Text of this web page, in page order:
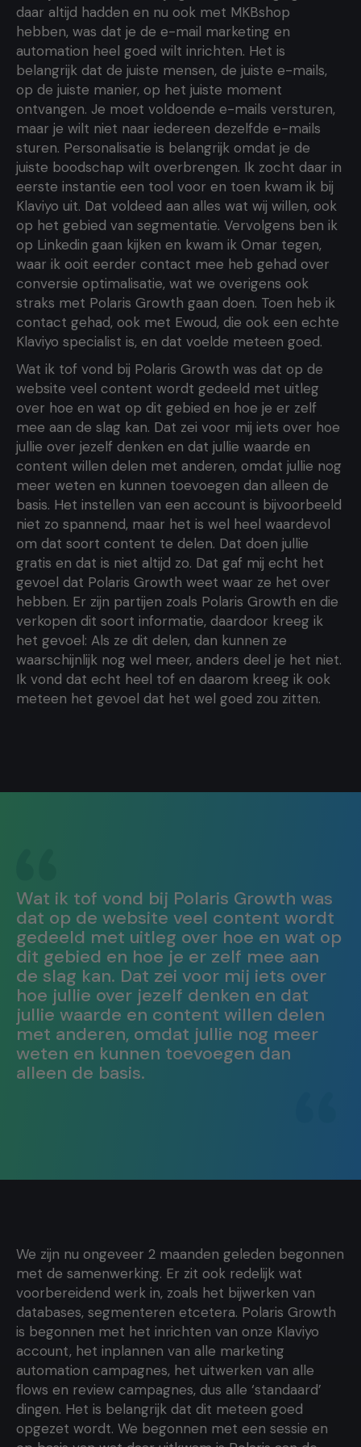
daar altijd hadden en nu ook met MKBshop
hebben, was dat je de e-mail marketing en
automation heel goed wilt inrichten. Het is
belangrijk dat de juiste mensen, de juiste e-mails,
op de juiste manier, op het juiste moment
ontvangen. Je moet voldoende e-mails versturen,
maar je wilt niet naar iedereen dezelfde e-mails
sturen. Personalisatie is belangrijk omdat je de
juiste boodschap wilt overbrengen. Ik zocht daar in
eerste instantie een tool voor en toen kwam ik bij
Klaviyo uit. Dat voldeed aan alles wat wij willen, ook
op het gebied van segmentatie. Vervolgens ben ik
op Linkedin gaan kijken en kwam ik Omar tegen,
waar ik ooit eerder contact mee heb gehad over
conversie optimalisatie, wat we overigens ook
straks met Polaris Growth gaan doen. Toen heb ik
contact gehad, ook met Ewoud, die ook een echte
Klaviyo specialist is, en dat voelde meteen goed.
Wat ik tof vond bij Polaris Growth was dat op de
website veel content wordt gedeeld met uitleg
over hoe en wat op dit gebied en hoe je er zelf
mee aan de slag kan. Dat zei voor mij iets over hoe
jullie over jezelf denken en dat jullie waarde en
content willen delen met anderen, omdat jullie nog
meer weten en kunnen toevoegen dan alleen de
basis. Het instellen van een account is bijvoorbeeld
niet zo spannend, maar het is wel heel waardevol
om dat soort content te delen. Dat doen jullie
gratis en dat is niet altijd zo. Dat gaf mij echt het
gevoel dat Polaris Growth weet waar ze het over
hebben. Er zijn partijen zoals Polaris Growth en die
verkopen dit soort informatie, daardoor kreeg ik
het gevoel: Als ze dit delen, dan kunnen ze
waarschijnlijk nog wel meer, anders deel je het niet.
Ik vond dat echt heel tof en daarom kreeg ik ook
meteen het gevoel dat het wel goed zou zitten.
Wat ik tof vond bij Polaris Growth was
dat op de website veel content wordt
gedeeld met uitleg over hoe en wat op
dit gebied en hoe je er zelf mee aan
de slag kan. Dat zei voor mij iets over
hoe jullie over jezelf denken en dat
jullie waarde en content willen delen
met anderen, omdat jullie nog meer
weten en kunnen toevoegen dan
alleen de basis.
We zijn nu ongeveer 2 maanden geleden begonnen
met de samenwerking. Er zit ook redelijk wat
voorbereidend werk in, zoals het bijwerken van
databases, segmenteren etcetera. Polaris Growth
is begonnen met het inrichten van onze Klaviyo
account, het inplannen van alle marketing
automation campagnes, het uitwerken van alle
flows en review campagnes, dus alle ‘standaard’
dingen. Het is belangrijk dat dit meteen goed
opgezet wordt. We begonnen met een sessie en